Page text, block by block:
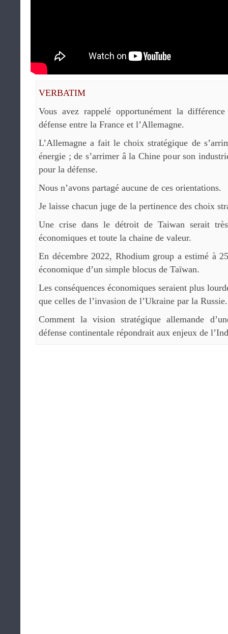
VERBATIM
Vous avez rappelé opportunément la
défense entre la France et l’Allemagne.
L’Allemagne a fait le choix stratégique de
énergie ; de s’arrimer â la Chine pour son
pour la défense.
Nous n’avons partagé aucune de ces orientations.
Je laisse chacun juge de la pertinence des choix
Une crise dans le détroit de Taiwan serait
économiques et toute la chaine de valeur.
En décembre 2022, Rhodium group a estimé à
économique d’un simple blocus de Taīwan.
Les conséquences économiques seraient plus
que celles de l’invasion de l’Ukraine par la Russie.
Comment la vision stratégique allemande
défense continentale répondrait aux enjeux de